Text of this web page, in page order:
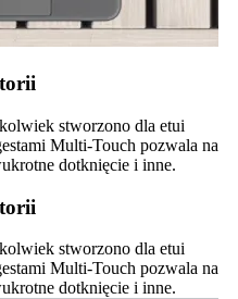
stworzono dla etui
Multi-Touch pozwala na
dotknięcie i inne.
stworzono dla etui
Multi-Touch pozwala na
dotknięcie i inne.